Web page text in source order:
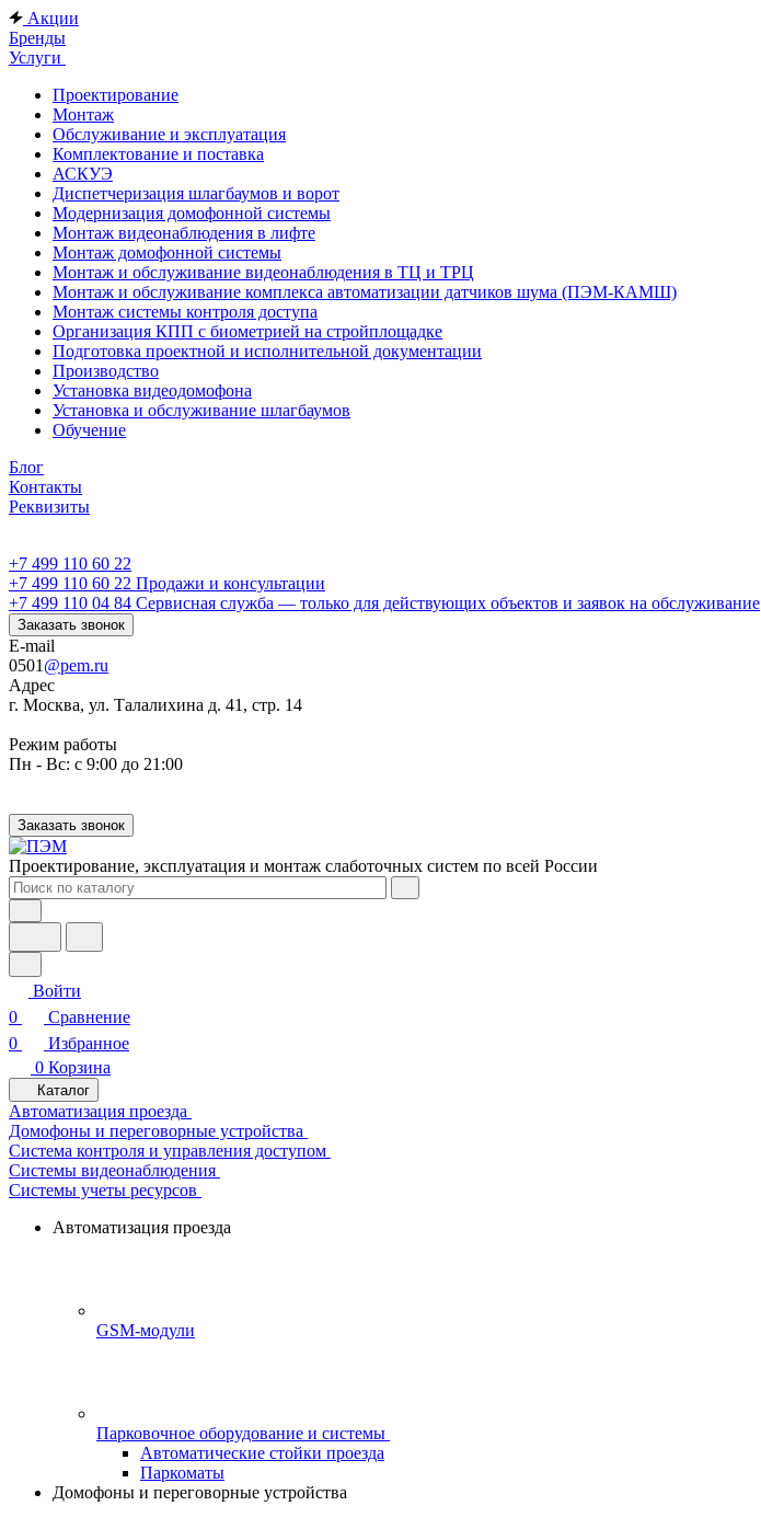
Акции
Бренды
Услуги
Проектирование
Монтаж
Обслуживание и эксплуатация
Комплектование и поставка
АСКУЭ
Диспетчеризация шлагбаумов и ворот
Модернизация домофонной системы
Монтаж видеонаблюдения в лифте
Монтаж домофонной системы
Монтаж и обслуживание видеонаблюдения в ТЦ и ТРЦ
Монтаж и обслуживание комплекса автоматизации датчиков шума (ПЭМ-КАМШ)
Монтаж системы контроля доступа
Организация КПП с биометрией на стройплощадке
Подготовка проектной и исполнительной документации
Производство
Установка видеодомофона
Установка и обслуживание шлагбаумов
Обучение
Блог
Контакты
Реквизиты
+7 499 110 60 22
+7 499 110 60 22 Продажи и консультации
+7 499 110 04 84 Сервисная служба — только для действующих объектов и заявок на обслуживание
Заказать звонок
E-mail
0501 @pem.ru
Адрес
г. Москва, ул. Талалихина д. 41, стр. 14
Режим работы
Пн - Вс: с 9:00 до 21:00
Заказать звонок
Проектирование, эксплуатация и монтаж слаботочных систем по всей России
Войти
0
Сравнение
0
Избранное
0 Корзина
Каталог
Автоматизация проезда
Домофоны и переговорные устройства
Система контроля и управления доступом
Системы видеонаблюдения
Системы учеты ресурсов
Автоматизация проезда
GSM-модули
Парковочное оборудование и системы
Автоматические стойки проезда
Паркоматы
Домофоны и переговорные устройства